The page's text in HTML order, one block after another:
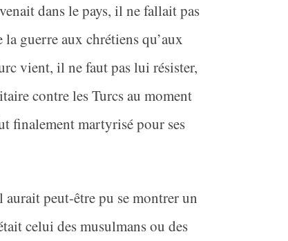
dans le pays, il ne fallait pas
guerre aux chrétiens qu’aux
vient, il ne faut pas lui résister,
contre les Turcs au moment
finalement martyrisé pour ses
aurait peut-être pu se montrer un
celui des musulmans ou des